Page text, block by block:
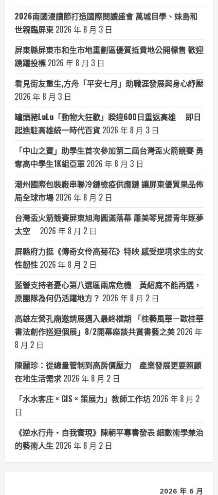
2026南國漫讀節打造國際閱讀盛會 萬城目學、妹島和
世親臨屏東 2026 年 8 月 3 日
屏東縣屏東市和生市地重劃區優質抵費地公開標售 歡迎
踴躍投標 2026 年 8 月 3 日
看見街友重生,方舟「平安七月」助職涯發展與身心紓壓
2026 年 8 月 3 日
罐頭豬LuLu「動物大狂歡」睽違600日重返高雄 即日
起進駐高雄統一時代百貨 2026 年 8 月 3 日
「中山之寶」助學生首次參加第二屆台灣盃火箭競賽 勇
奪高中學生1K組亞軍 2026 年 8 月 3 日
潮州國際包裝廠串聯冷鏈檢疫供應鏈 讓屏東優質果品佈
局全球市場 2026 年 8 月 2 日
台灣盃火箭競賽屏東旭海圓滿落幕 蕭美琴見證青年逐夢
太空
2026 年 8 月 2 日
屏縣府力挺《傳奇女伶高菊花》特映 感受逆境求生的女
性韌性 2026 年 8 月 2 日
藍營支持者憂心第八選區兩席危機 黃紹庭不能再選，
原團隊為何仍活躍地方？ 2026 年 8 月 2 日
高雄左營孔廟邀請展邁入最終檔期 「桂藝風華－歐桂華
書法創作巡迴個展」8/2開幕座談共賞書藝之美 2026 年
8 月 2 日
陳麗珍：從總量管制到高房價壓力 產業發展更要照顧
在地生活需求 2026 年 8 月 2 日
「水水客庄 × GIS × 策展力」教師工作坊 2026 年 8 月 2
日
《逆水行舟・自我實現》陳朝平專書發表 細數術學兼治
的藝術人生 2026 年 8 月 2 日
2026 年 6 月